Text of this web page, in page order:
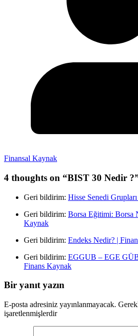
Finansal Kaynak
4 thoughts on “BIST 30 Nedir ?
Geri bildirim: Hisse Senedi
Geri bildirim: Borsa Eğitimi: Borsa
Kaynak
Geri bildirim: Endeks Nedir? |
Geri bildirim: EGGUB – EGE
Finans Kaynak
Bir yanıt yazın
E-posta adresiniz yayınlanmayacak.
işaretlenmişlerdir